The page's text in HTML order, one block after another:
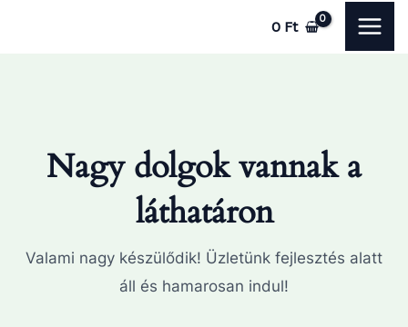
0 Ft
Nagy dolgok vannak a
láthatáron
Valami nagy készülődik! Üzletünk fejlesztés alatt
áll és hamarosan indul!